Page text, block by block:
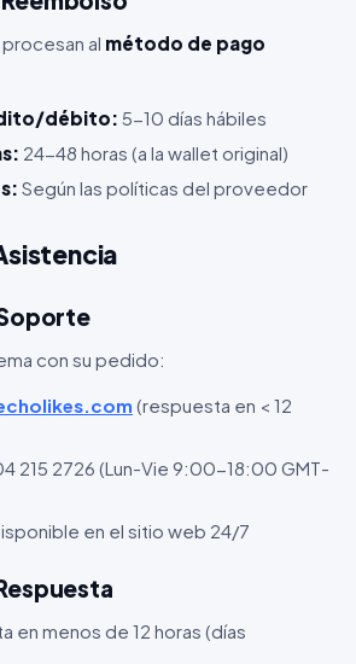
al método de pago
débito: 5-10 días hábiles
24-48 horas (a la wallet original)
Según las políticas del proveedor
con su pedido:
(respuesta en < 12
215 2726 (Lun-Vie 9:00-18:00 GMT-
en el sitio web 24/7
en menos de 12 horas (días